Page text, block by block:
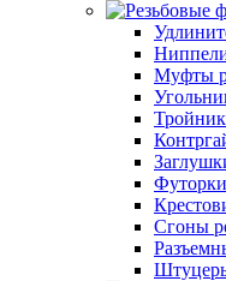
Муфты
Сгоны